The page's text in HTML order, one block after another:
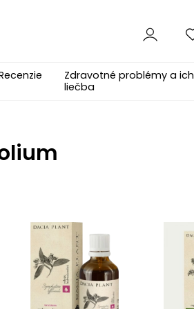
Zdravotné problémy a ich
liečba